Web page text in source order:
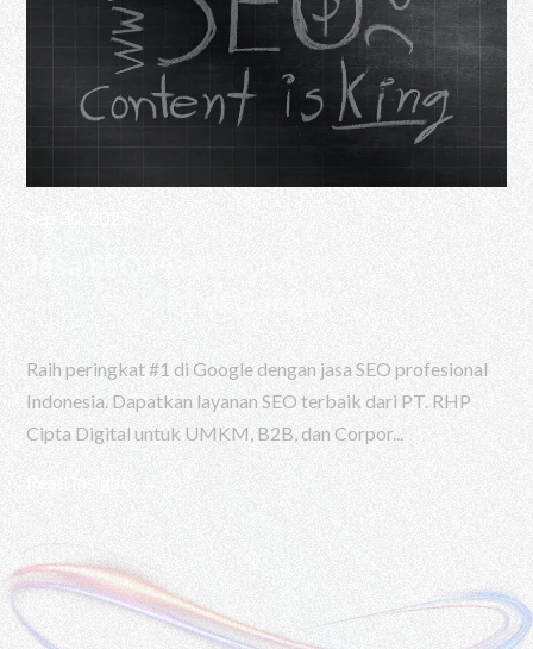
Raih peringkat #1 di Google dengan jasa SEO profesional
Indonesia. Dapatkan layanan SEO terbaik dari PT. RHP
Cipta Digital untuk UMKM, B2B, dan Corpor...